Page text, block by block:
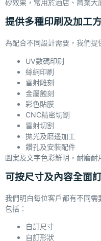
砂效果，常用於酒店、商業大
提供多種印刷及加工
為配合不同設計需要，我們提
UV數碼印刷
絲網印刷
雷射雕刻
金屬蝕刻
彩色貼膜
CNC精密切割
雷射切割
拋光及磨邊加工
鑽孔及安裝配件
圖案及文字色彩鮮明，耐磨耐
可按尺寸及內容全面
我們明白每位客戶都有不同需
包括：
自訂尺寸
自訂形狀